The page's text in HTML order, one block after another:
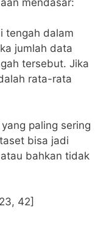
tengah dalam
jumlah data
tersebut. Jika
rata-rata
paling sering
bisa jadi
bahkan tidak
42]